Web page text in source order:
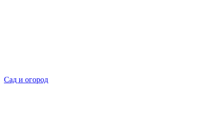
Сад и огород